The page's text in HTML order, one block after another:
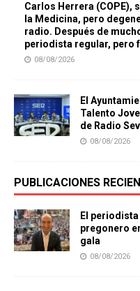
Carlos Herrera (COPE),
la Medicina, pero
radio. Después de
periodista regular, pero
08/08/2026
El
Talento
de Radio
08/08/2026
PUBLICACIONES
El periodista
pregonero
gala
08/08/2026